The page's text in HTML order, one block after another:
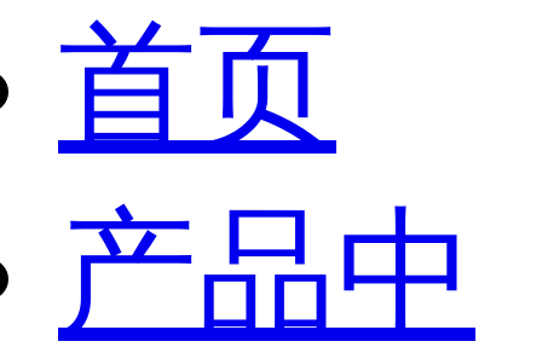
首页
产品中